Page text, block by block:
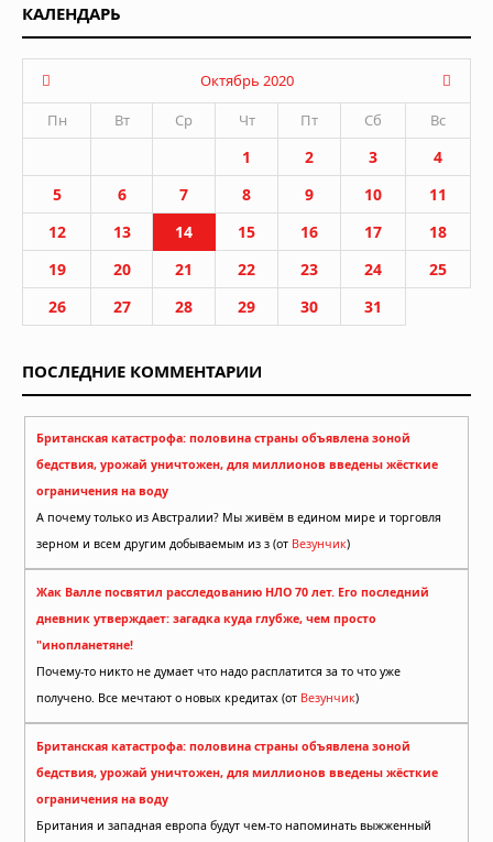
КАЛЕНДАРЬ
Октябрь 2020
Пн
Вт Ср Чт Пт Сб Вс
1 2 3
4
5
6 7 8 9 10
11
12
13 14 15 16 17
18
19
20 21 22 23 24
25
26
27 28 29 30 31
ПОСЛЕДНИЕ КОММЕНТАРИИ
Британская катастрофа: половина страны объявлена зоной
бедствия, урожай уничтожен, для миллионов введены жёсткие
ограничения на воду
А почему только из Австралии? Мы живём в едином мире и торговля
зерном и всем другим добываемым из з (от Везунчик)
Жак Валле посвятил расследованию НЛО 70 лет. Его последний
дневник утверждает: загадка куда глубже, чем просто
"инопланетяне!
Почему-то никто не думает что надо расплатится за то что уже
получено. Все мечтают о новых кредитах (от Везунчик)
Британская катастрофа: половина страны объявлена зоной
бедствия, урожай уничтожен, для миллионов введены жёсткие
ограничения на воду
Британия и западная европа будут чем-то напоминать выжженный